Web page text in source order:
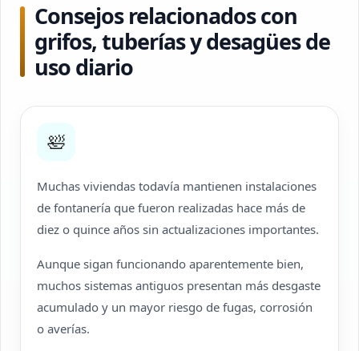
Consejos relacionados con
grifos, tuberías y desagües de
uso diario
🛀
Muchas viviendas todavía mantienen instalaciones
de fontanería que fueron realizadas hace más de
diez o quince años sin actualizaciones importantes.
Aunque sigan funcionando aparentemente bien,
muchos sistemas antiguos presentan más desgaste
acumulado y un mayor riesgo de fugas, corrosión
o averías.